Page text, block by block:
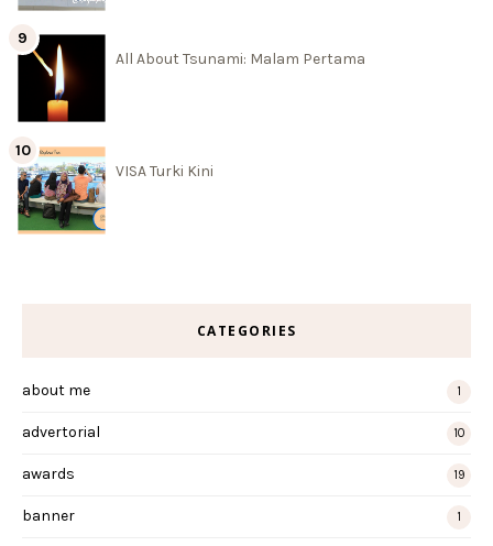
All About Tsunami: Malam Pertama
VISA Turki Kini
CATEGORIES
about me 1
advertorial 10
awards 19
banner 1